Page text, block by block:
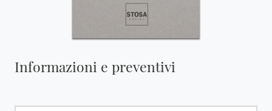
Informazioni e preventivi